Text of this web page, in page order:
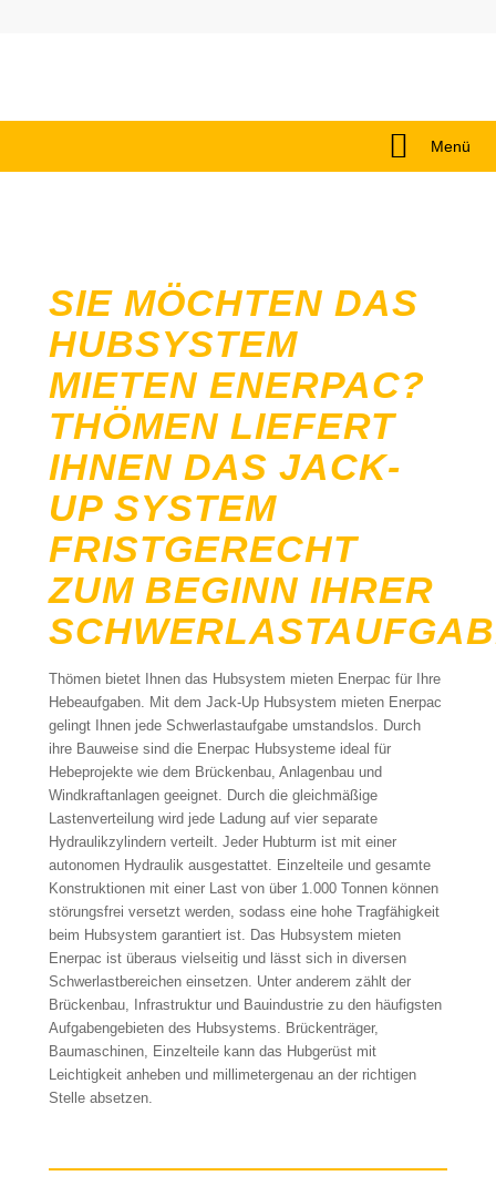
Menü
SIE MÖCHTEN DAS
HUBSYSTEM
MIETEN ENERPAC?
THÖMEN LIEFERT
IHNEN DAS JACK-
UP SYSTEM
FRISTGERECHT
ZUM BEGINN IHRER
Thömen bietet Ihnen das Hubsystem mieten Enerpac für Ihre
Hebeaufgaben. Mit dem Jack-Up Hubsystem mieten Enerpac
gelingt Ihnen jede Schwerlastaufgabe umstandslos. Durch
ihre Bauweise sind die Enerpac Hubsysteme ideal für
Hebeprojekte wie dem Brückenbau, Anlagenbau und
Windkraftanlagen geeignet. Durch die gleichmäßige
Lastenverteilung wird jede Ladung auf vier separate
Hydraulikzylindern verteilt. Jeder Hubturm ist mit einer
autonomen Hydraulik ausgestattet. Einzelteile und gesamte
Konstruktionen mit einer Last von über 1.000 Tonnen können
störungsfrei versetzt werden, sodass eine hohe Tragfähigkeit
beim Hubsystem garantiert ist. Das Hubsystem mieten
Enerpac ist überaus vielseitig und lässt sich in diversen
Schwerlastbereichen einsetzen. Unter anderem zählt der
Brückenbau, Infrastruktur und Bauindustrie zu den häufigsten
Aufgabengebieten des Hubsystems. Brückenträger,
Baumaschinen, Einzelteile kann das Hubgerüst mit
Leichtigkeit anheben und millimetergenau an der richtigen
Stelle absetzen.